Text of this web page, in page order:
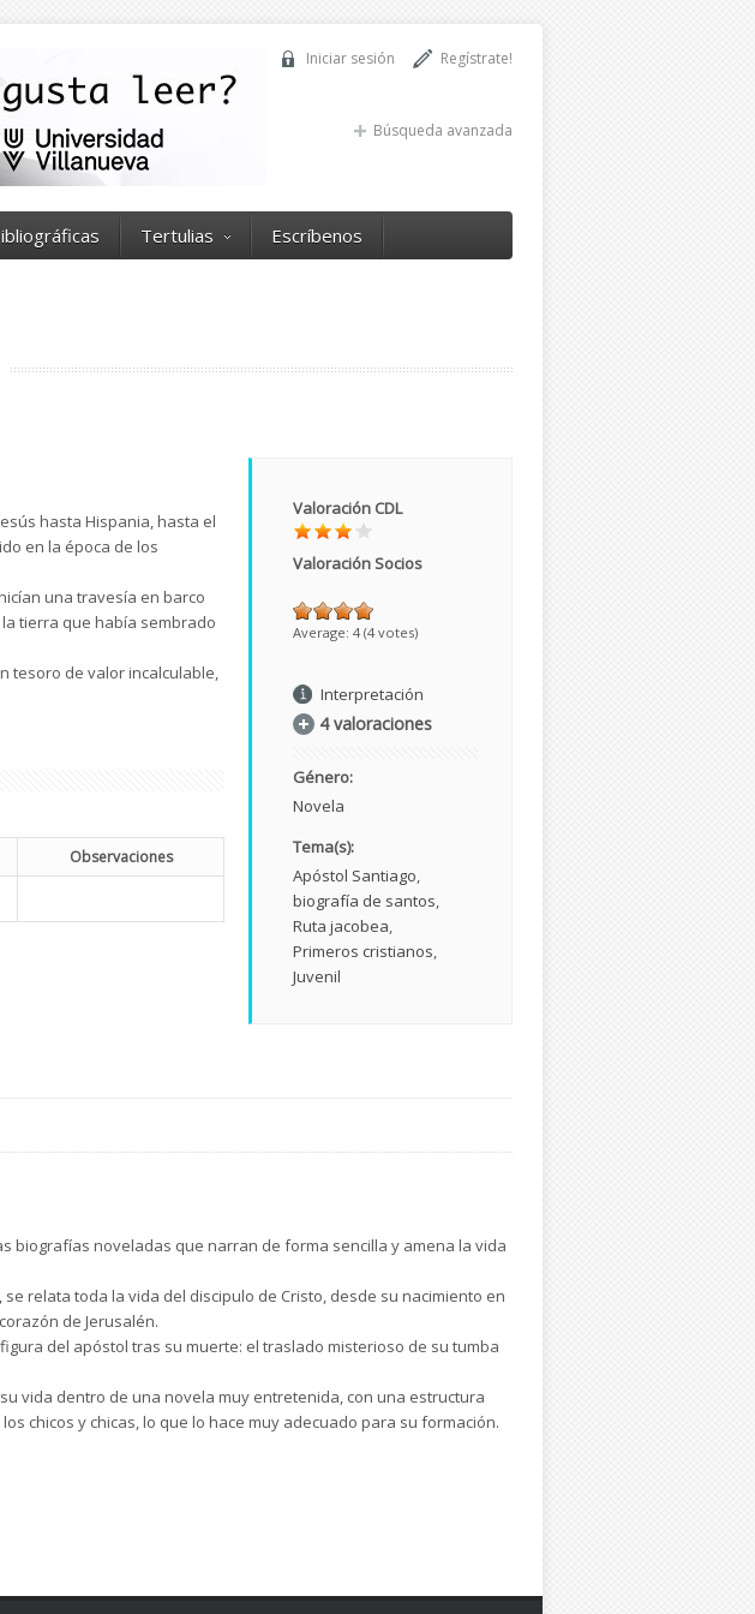
Regístrate!
Iniciar sesión
Búsqueda avanzada
Tertulias Escríbenos
hasta Hispania, hasta el
en la época de los
una travesía en barco
tierra que había sembrado
tesoro de valor incalculable,
Observaciones
Valoración CDL
Valoración Socios
Average: 4 (4 votes)
Interpretación
4 valoraciones
Género:
Novela
Tema(s):
Apóstol Santiago
biografía de santos
Ruta jacobea
Primeros cristianos
Juvenil
biografías noveladas que narran de forma sencilla y amena la vida
relata toda la vida del discipulo de Cristo, desde su nacimiento en
de Jerusalén.
del apóstol tras su muerte: el traslado misterioso de su tumba
vida dentro de una novela muy entretenida, con una estructura
chicos y chicas, lo que lo hace muy adecuado para su formación.